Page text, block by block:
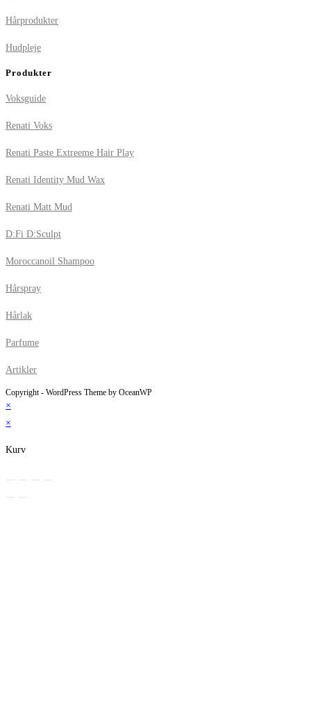
Hårprodukter
Hudpleje
Produkter
Voksguide
Renati Voks
Renati Paste Extreeme Hair Play
Renati Identity Mud Wax
Renati Matt Mud
D:Fi D:Sculpt
Moroccanoil Shampoo
Hårspray
Hårlak
Parfume
Artikler
Copyright - WordPress Theme by OceanWP
×
×
Kurv